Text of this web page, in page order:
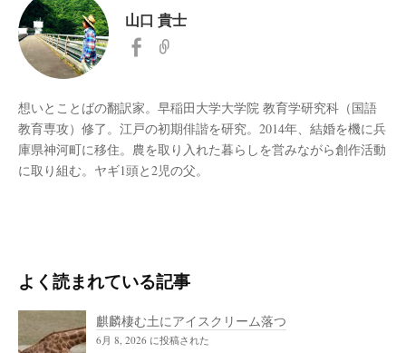
山口 貴士
想いとことばの翻訳家。早稲田大学大学院 教育学研究科（国語
教育専攻）修了。江戸の初期俳諧を研究。2014年、結婚を機に兵
庫県神河町に移住。農を取り入れた暮らしを営みながら創作活動
に取り組む。ヤギ1頭と2児の父。
よく読まれている記事
麒麟棲む土にアイスクリーム落つ
6月 8, 2026 に投稿された